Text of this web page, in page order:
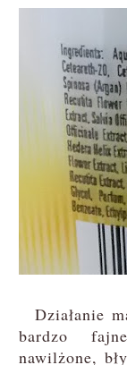
Działanie
bardzo
nawilżone,